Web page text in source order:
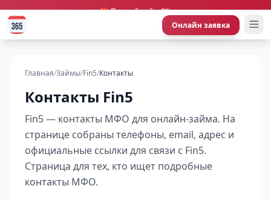
🎁 Первый займ 0%
Онлайн заявка
Главная/Займы/Fin5/Контакты
Контакты Fin5
Fin5 — контакты МФО для онлайн-займа. На
странице собраны телефоны, email, адрес и
официальные ссылки для связи с Fin5.
Страница для тех, кто ищет подробные
контакты МФО.